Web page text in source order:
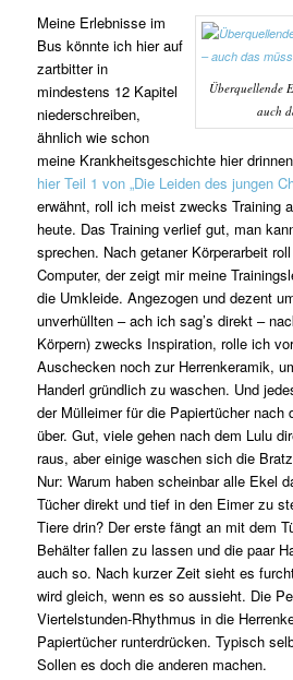
Überquellende
auch
Meine Erlebnisse im
Bus könnte ich hier auf
zartbitter in
mindestens 12 Kapitel
niederschreiben,
ähnlich wie schon
meine Krankheitsgeschichte hier
hier Teil 1 von „Die Leiden des jungen
erwähnt, roll ich meist zwecks Training
heute. Das Training verlief gut, man
sprechen. Nach getaner Körperarbeit
Computer, der zeigt mir meine
die Umkleide. Angezogen und dezent
unverhüllten – ach ich sag’s direkt –
Körpern) zwecks Inspiration, rolle ich
Auschecken noch zur Herrenkeramik,
Handerl gründlich zu waschen. Und
der Mülleimer für die Papiertücher nach
über. Gut, viele gehen nach dem Lulu
raus, aber einige waschen sich die
Nur: Warum haben scheinbar alle Ekel
Tücher direkt und tief in den Eimer zu
Tiere drin? Der erste fängt an mit dem
Behälter fallen zu lassen und die paar
auch so. Nach kurzer Zeit sieht es
wird gleich, wenn es so aussieht. Die
Viertelstunden-Rhythmus in die
Papiertücher runterdrücken. Typisch
Sollen es doch die anderen machen.